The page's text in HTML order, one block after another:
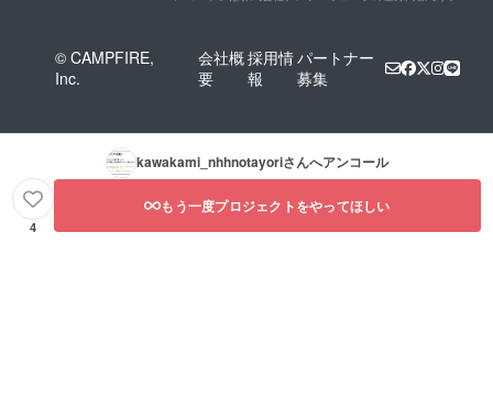
© CAMPFIRE,
Inc.
会社概
要
採用情
報
パートナー
募集
kawakami_nhhnotayoriさんへアンコール
4
もう一度プロジェクトをやってほしい